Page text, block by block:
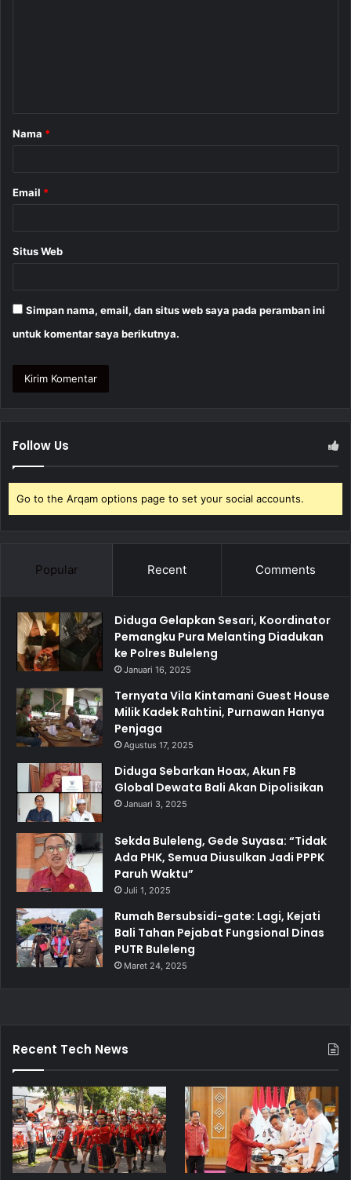
r
Nama *
Email *
Situs Web
Simpan nama, email, dan situs web saya pada peramban ini
untuk komentar saya berikutnya.
Follow Us
Go to the Arqam options page to set your social accounts.
Popular Recent Comments
Diduga Gelapkan Sesari, Koordinator
Pemangku Pura Melanting Diadukan
ke Polres Buleleng
Januari 16, 2025
Ternyata Vila Kintamani Guest House
Milik Kadek Rahtini, Purnawan Hanya
Penjaga
Agustus 17, 2025
Diduga Sebarkan Hoax, Akun FB
Global Dewata Bali Akan Dipolisikan
Januari 3, 2025
Sekda Buleleng, Gede Suyasa: “Tidak
Ada PHK, Semua Diusulkan Jadi PPPK
Paruh Waktu”
Juli 1, 2025
Rumah Bersubsidi-gate: Lagi, Kejati
Bali Tahan Pejabat Fungsional Dinas
PUTR Buleleng
Maret 24, 2025
Recent Tech News